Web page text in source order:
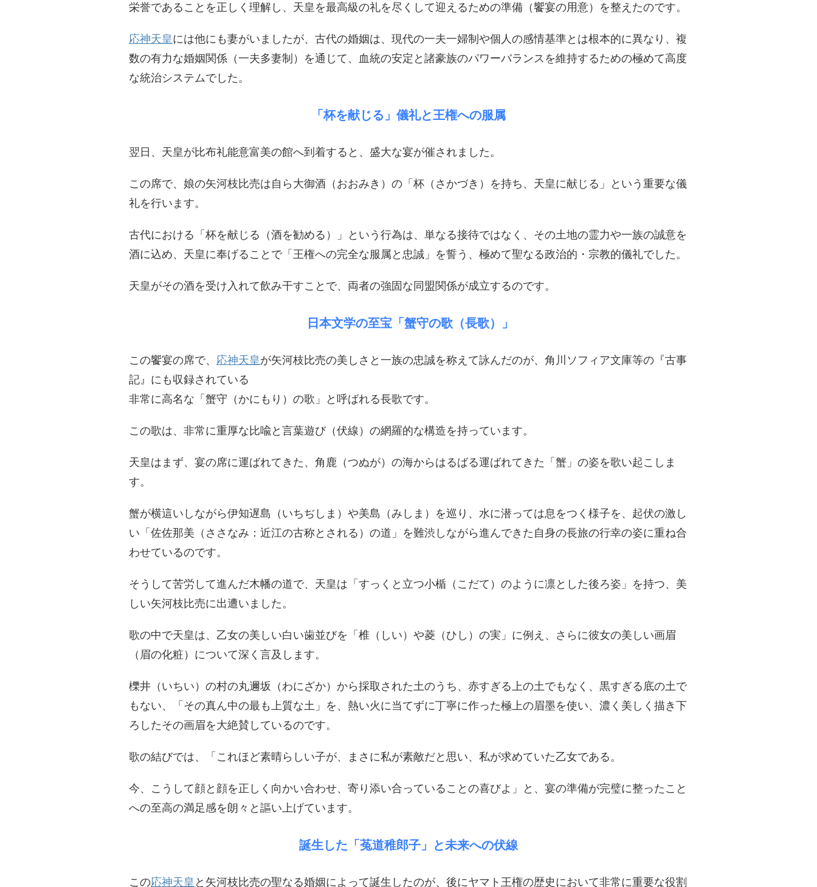
栄誉であることを正しく理解し、天皇を最高級の礼を尽くして迎えるための準備（饗宴の用意）を整えたのです。
応神天皇には他にも妻がいましたが、​古代の婚姻は、現代の一夫一婦制や個人の感情基準とは根本的に異なり、複
数の有力な婚姻関係（一夫多妻制）を通じて、血統の安定と諸豪族のパワーバランスを維持するための極めて高度
な統治システムでした。
「杯を献じる」儀礼と王権への服属
​翌日、天皇が比布礼能意富美の館へ到着すると、盛大な宴が催されました。
この席で、娘の矢河枝比売は自ら大御酒（おおみき）の「杯（さかづき）を持ち、天皇に献じる」という重要な儀
礼を行います。
​古代における「杯を献じる（酒を勧める）」という行為は、単なる接待ではなく、その土地の霊力や一族の誠意を
酒に込め、天皇に奉げることで「王権への完全な服属と忠誠」を誓う、極めて聖なる政治的・宗教的儀礼でした。
天皇がその酒を受け入れて飲み干すことで、両者の強固な同盟関係が成立するのです。
​ 日本文学の至宝「蟹守の歌（長歌）」
​この饗宴の席で、 応神天皇が矢河枝比売の美しさと一族の忠誠を称えて詠んだのが、角川ソフィア文庫等の『古事
記』にも収録されている
非常に高名な「蟹守（かにもり）の歌」と呼ばれる長歌です。
​この歌は、非常に重厚な比喩と言葉遊び（伏線）の網羅的な構造を持っています。
天皇はまず、宴の席に運ばれてきた、角鹿（つぬが）の海からはるばる運ばれてきた「蟹」の姿を歌い起こしま
す。
蟹が横這いしながら伊知遅島（いちぢしま）や美島（みしま）を巡り、水に潜っては息をつく様子を、起伏の激し
い「佐佐那美（ささなみ：近江の古称とされる）の道」を難渋しながら進んできた自身の長旅の行幸の姿に重ね合
わせているのです。
​そうして苦労して進んだ木幡の道で、天皇は「すっくと立つ小楯（こだて）のように凛とした後ろ姿」を持つ、美
しい矢河枝比売に出遭いました。
歌の中で天皇は、乙女の美しい白い歯並びを「椎（しい）や菱（ひし）の実」に例え、さらに彼女の美しい画眉
（眉の化粧）について深く言及します。
櫟井（いちい）の村の丸邇坂（わにざか）から採取された土のうち、赤すぎる上の土でもなく、黒すぎる底の土で
もない、「その真ん中の最も上質な土」を、熱い火に当てずに丁寧に作った極上の眉墨を使い、濃く美しく描き下
ろしたその画眉を大絶賛しているのです。
​歌の結びでは、「これほど素晴らしい子が、まさに私が素敵だと思い、私が求めていた乙女である。
今、こうして顔と顔を正しく向かい合わせ、寄り添い合っていることの喜びよ」と、宴の準備が完璧に整ったこと
への至高の満足感を朗々と謳い上げています。
​誕生した「菟道稚郎子」と未来への伏線
​この応神天皇 と矢河枝比売の聖なる婚姻によって誕生したのが、後にヤマト王権の歴史において非常に重要な役割